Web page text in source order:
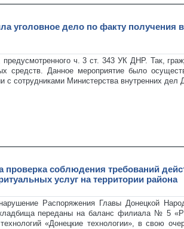
уголовное дело по факту получения
предусмотренного ч. 3 ст. 343 УК ДНР. Так,
средств. Данное мероприятие было
с сотрудниками Министерства внутренних дел
проверка соблюдения требований
услуг на территории района
Распоряжения Главы Донецкой
переданы на баланс филиала № 5
«Донецкие технологии», в свою